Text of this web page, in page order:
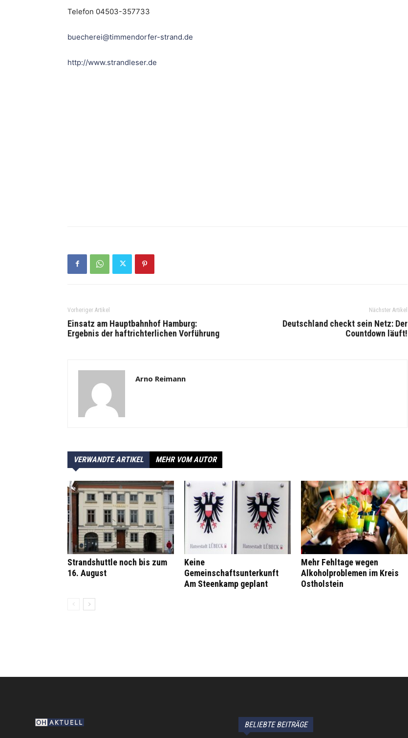
Telefon 04503-357733
buecherei@timmendorfer-strand.de
http://www.strandleser.de
Vorheriger Artikel
Einsatz am Hauptbahnhof Hamburg:
Ergebnis der haftrichterlichen Vorführung
Nächster Artikel
Deutschland checkt sein Netz: Der
Countdown läuft!
Arno Reimann
VERWANDTE ARTIKEL MEHR VOM AUTOR
Strandshuttle noch bis zum
16. August
Keine
Gemeinschaftsunterkunft
Am Steenkamp geplant
Mehr Fehltage wegen
Alkoholproblemen im Kreis
Ostholstein
BELIEBTE BEITRÄGE